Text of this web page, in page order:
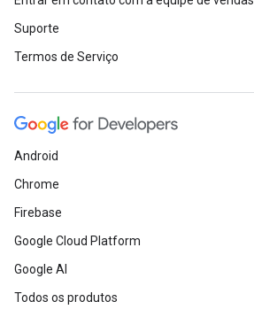
Suporte
Termos de Serviço
Android
Chrome
Firebase
Google Cloud Platform
Google AI
Todos os produtos